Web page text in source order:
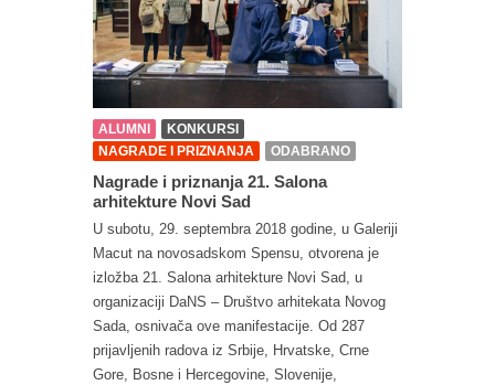
ALUMNI
KONKURSI
NAGRADE I PRIZNANJA
ODABRANO
Nagrade i priznanja 21. Salona
arhitekture Novi Sad
U subotu, 29. septembra 2018 godine, u Galeriji
Macut na novosadskom Spensu, otvorena je
izložba 21. Salona arhitekture Novi Sad, u
organizaciji DaNS – Društvo arhitekata Novog
Sada, osnivača ove manifestacije. Od 287
prijavljenih radova iz Srbije, Hrvatske, Crne
Gore, Bosne i Hercegovine, Slovenije,